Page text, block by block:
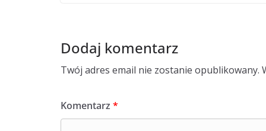
Dodaj komentarz
Twój adres email nie zostanie opublikowany.
Komentarz *